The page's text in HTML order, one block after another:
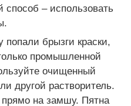
способ – использовать
брызги краски,
промышленной
очищенный
другой растворитель.
на замшу. Пятна